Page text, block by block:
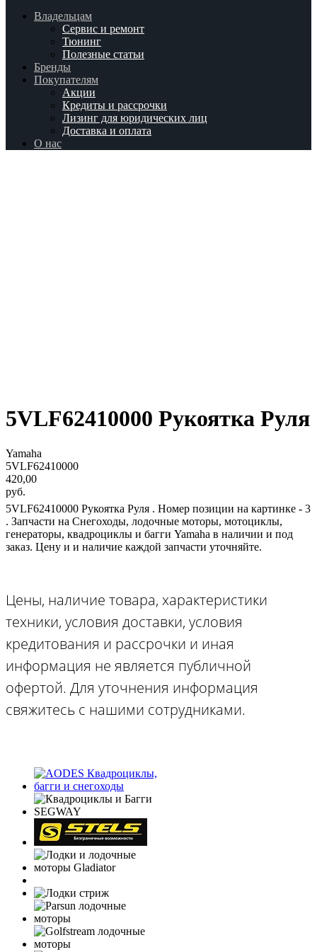
Владельцам
Сервис и ремонт
Тюнинг
Полезные статьи
Бренды
Покупателям
Акции
Кредиты и рассрочки
Лизинг для юридических лиц
Доставка и оплата
О нас
5VLF62410000 Рукоятка Руля
Yamaha
5VLF62410000
420,00
руб.
5VLF62410000 Рукоятка Руля . Номер позиции на картинке - 3
. Запчасти на Снегоходы, лодочные моторы, мотоциклы,
генераторы, квадроциклы и багги Yamaha в наличии и под
заказ. Цену и и наличие каждой запчасти уточняйте.
Цены, наличие товара, характеристики
техники, условия доставки, условия
кредитования и рассрочки и иная
информация не является публичной
офертой. Для уточнения информация
свяжитесь с нашими сотрудниками.